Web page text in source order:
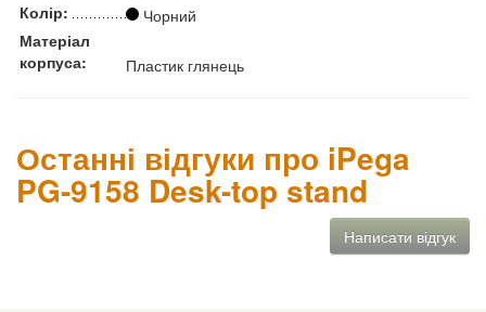
Колір:
Чорний
Матеріал
корпуса:
Пластик глянець
Останні відгуки про iPega
PG-9158 Desk-top stand
Написати відгук